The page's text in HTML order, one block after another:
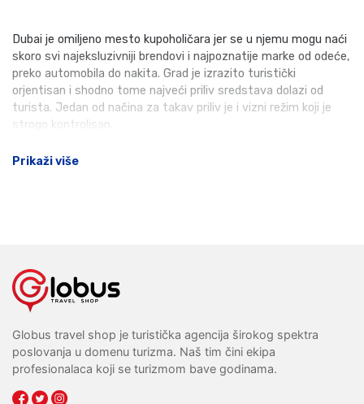
Dubai je omiljeno mesto kupoholičara jer se u njemu mogu naći
skoro svi najeksluzivniji brendovi i najpoznatije marke od odeće,
preko automobila do nakita. Grad je izrazito turistički
orjentisan i shodno tome najveći priliv sredstava dolazi od
turista. Jedan od načina za takav priliv je i vizni režim koji je
strogo kontrolisan.
Prikaži više
Globus travel shop je turistička agencija širokog spektra
poslovanja u domenu turizma. Naš tim čini ekipa
profesionalaca koji se turizmom bave godinama.